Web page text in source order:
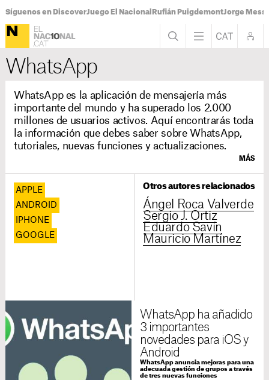
Síguenos en DiscoverJuego El Nacional Rufián PuigdemontJorge Messi
WhatsApp
WhatsApp es la aplicación de mensajería más
importante del mundo y ha superado los 2.000
millones de usuarios activos. Aquí encontrarás toda
la información que debes saber sobre WhatsApp,
tutoriales, nuevas funciones y actualizaciones.
MÁS
APPLE
ANDROID
IPHONE
GOOGLE
Otros autores relacionados
Ángel Roca Valverde
Sergio J. Ortiz
Eduardo Savín
Mauricio Martínez
WhatsApp ha añadido
3 importantes
novedades para iOS y
Android
WhatsApp anuncia mejoras para una
adecuada gestión de grupos a través
de tres nuevas funciones